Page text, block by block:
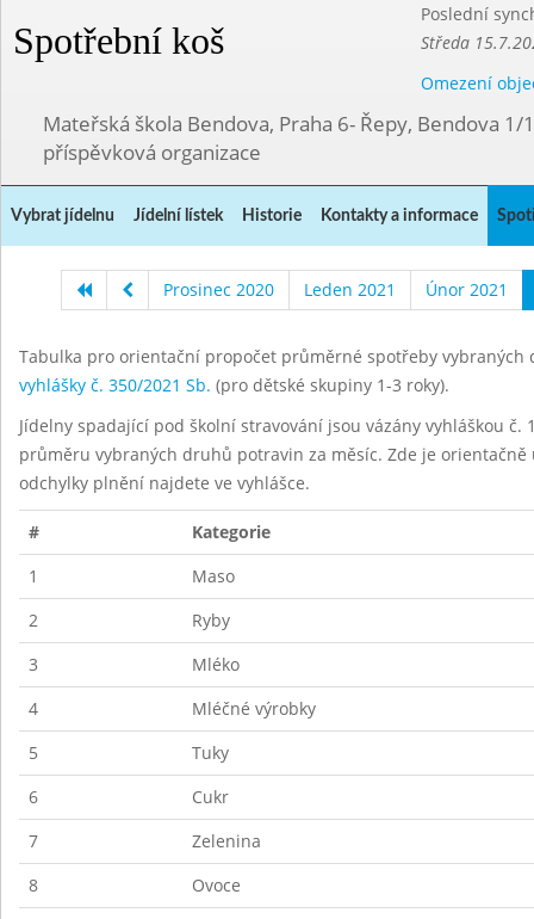
Spotřební koš
Poslední
Středa
Omezení
Mateřská škola Bendova, Praha 6- Řepy, Bendova 1/
příspěvková organizace
Vybrat jídelnu Jídelní lístek Historie Kontakty a informace
Prosinec 2020 Leden 2021 Únor 2021
Tabulka pro orientační propočet průměrné spotřeby
vyhlášky č. 350/2021 Sb. (pro dětské skupiny 1-3 roky).
Jídelny spadající pod školní stravování jsou vázány vyhláškou
průměru vybraných druhů potravin za měsíc. Zde je
odchylky plnění najdete ve vyhlášce.
#
Kategorie
1
Maso
2
Ryby
3
Mléko
4
Mléčné výrobky
5
Tuky
6
Cukr
7
Zelenina
8
Ovoce